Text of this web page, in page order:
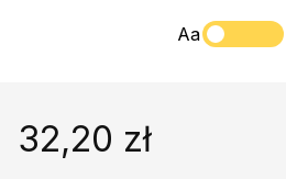
Aa
32,20 zł